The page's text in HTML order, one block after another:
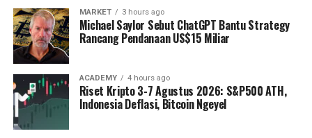
MARKET 3 hours ago
Michael Saylor Sebut ChatGPT Bantu Strategy
Rancang Pendanaan US$15 Miliar
ACADEMY 4 hours ago
Riset Kripto 3-7 Agustus 2026: S&P500 ATH,
Indonesia Deflasi, Bitcoin Ngeyel